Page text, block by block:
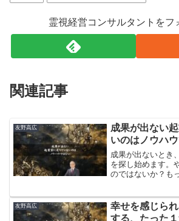
霊視経営コンサルタントをフ
関連記事
友野高広
成果が出ない
いのはノウハ
成果が出ないとき
を探し始めます。
のではないか？も
い講座に申し込み
しい情報を集めま
友野高広
幸せを感じら
する、たった